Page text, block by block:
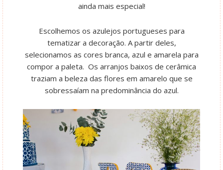
ainda mais especial!
Escolhemos os azulejos portugueses para
tematizar a decoração. A partir deles,
selecionamos as cores branca, azul e amarela para
compor a paleta. Os arranjos baixos de cerâmica
traziam a beleza das flores em amarelo que se
sobressaíam na predominância do azul.